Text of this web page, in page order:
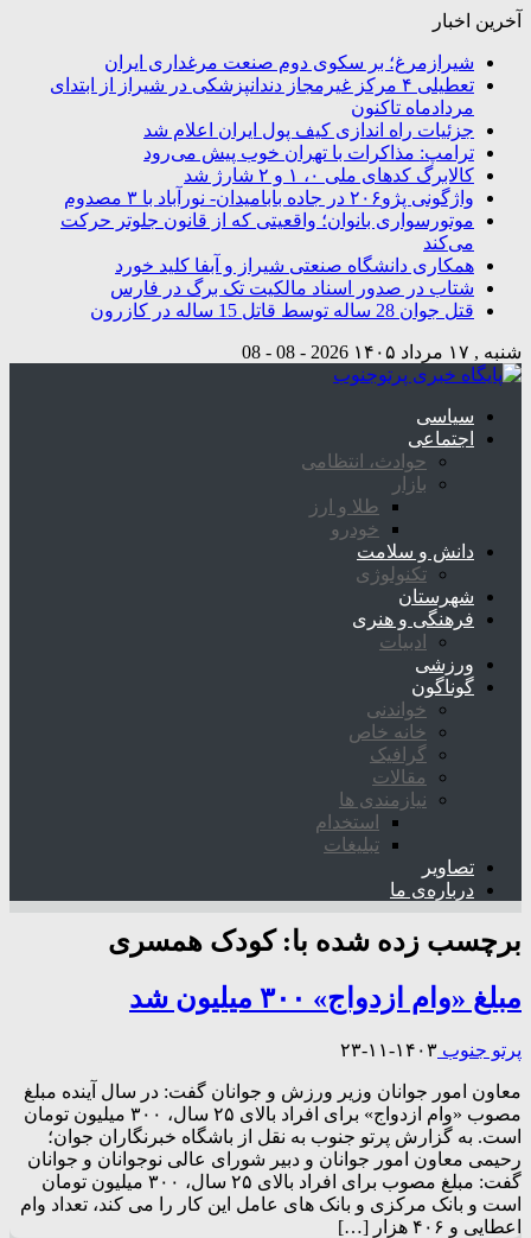
آخرین اخبار
شیرازمرغ؛ بر سکوی دوم صنعت مرغداری ایران
تعطیلی ۴ مرکز غیرمجاز دندانپزشکی در شیراز از ابتدای
مردادماه تاکنون
جزئیات راه اندازی کیف پول ایران اعلام شد
ترامپ: مذاکرات با تهران خوب پیش می‌رود
کالابرگ کدهای ملی ۰، ۱ و ۲ شارژ شد
واژگونی پژو۲۰۶ در جاده بابامیدان- نورآباد با ۳ مصدوم
موتورسواری بانوان؛ واقعیتی که از قانون جلوتر حرکت
می‌کند
همکاری دانشگاه صنعتی شیراز و آبفا کلید خورد
شتاب در صدور اسناد مالکیت تک برگ در فارس
قتل جوان 28 ساله توسط قاتل 15 ساله در کازرون
شنبه , ۱۷ مرداد ۱۴۰۵ 2026 - 08 - 08
سیاسی
اجتماعی
حوادث، انتظامی
بازار
طلا و ارز
خودرو
دانش و سلامت
تکنولوژی
شهرستان
فرهنگی و هنری
ادبیات
ورزشی
گوناگون
خواندنی
خانه خاص
گرافیک
مقالات
نیازمندی ها
استخدام
تبلیغات
تصاویر
درباره‌ی ما
برچسب زده شده با:کودک همسری
مبلغ «وام ازدواج» ۳۰۰ میلیون شد
پرتو جنوب ۱۴۰۳-۱۱-۲۳
معاون امور جوانان وزیر ورزش و جوانان گفت: در سال آینده مبلغ
مصوب «وام ازدواج» برای افراد بالای ۲۵ سال، ۳۰۰ میلیون تومان
است. به گزارش پرتو جنوب به نقل از باشگاه خبرنگاران جوان؛
رحیمی معاون امور جوانان و دبیر شورای عالی نوجوانان و جوانان
گفت: مبلغ مصوب برای افراد بالای ۲۵ سال، ۳۰۰ میلیون تومان
است و بانک مرکزی و بانک های عامل این کار را می کند، تعداد وام
اعطایی و ۴۰۶ هزار […]